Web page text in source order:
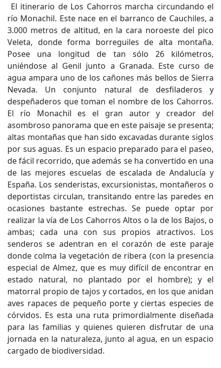
El itinerario de Los Cahorros marcha circundando el
río Monachil. Este nace en el barranco de Cauchiles, a
3.000 metros de altitud, en la cara noroeste del pico
Veleta, donde forma borreguiles de alta montaña.
Posee una longitud de tan sólo 26 kilómetros,
uniéndose al Genil junto a Granada. Este curso de
agua ampara uno de los cañones más bellos de Sierra
Nevada. Un conjunto natural de desfiladeros y
despeñaderos que toman el nombre de los Cahorros.
El río Monachil es el gran autor y creador del
asombroso panorama que en este paisaje se presenta;
altas montañas que han sido excavadas durante siglos
por sus aguas. Es un espacio preparado para el paseo,
de fácil recorrido, que además se ha convertido en una
de las mejores escuelas de escalada de Andalucía y
España. Los senderistas, excursionistas, montañeros o
deportistas circulan, transitando entre las paredes en
ocasiones bastante estrechas. Se puede optar por
realizar la vía de Los Cahorros Altos o la de los Bajos, o
ambas; cada una con sus propios atractivos. Los
senderos se adentran en el corazón de este paraje
donde colma la vegetación de ribera (con la presencia
especial de Almez, que es muy difícil de encontrar en
estado natural, no plantado por el hombre); y el
matorral propio de tajos y cortados, en los que anidan
aves rapaces de pequeño porte y ciertas especies de
córvidos. Es esta una ruta primordialmente diseñada
para las familias y quienes quieren disfrutar de una
jornada en la naturaleza, junto al agua, en un espacio
cargado de biodiversidad.